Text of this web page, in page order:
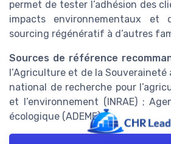
permet de tester l’adhésion des
impacts environnementaux et
sourcing régénératif à d’autres
Sources de référence
l’Agriculture et de la
national de recherche pour
et l’environnement (INRAE) ;
écologique (ADEME).